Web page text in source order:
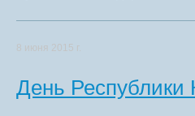
8 июня 2015 г.
День Республики